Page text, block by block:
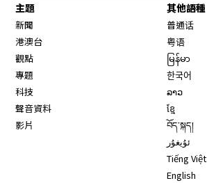
主題
新聞
港澳台
觀點
專題
科技
聲音資料
影片
其他語種
普通话
粤语
မြန်မာ
한국어
ລາວ
ខ្មែ
བོད་སྐད།
ئۇيغۇر
Tiếng Việt
English